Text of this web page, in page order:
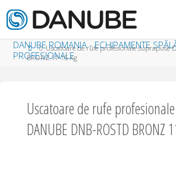
DANUBE ROMANIA - ECHIPAMENTE
PROFESIONALE
HomeUscatoare de rufe profesionale suprapuse
BRONZ 11-16 Kg
Uscatoare de rufe
DANUBE DNB-ROSTD BRONZ